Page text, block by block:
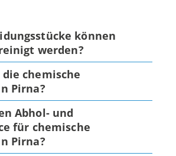
können
werden?
chemische
Pirna?
Abhol- und
für chemische
Pirna?